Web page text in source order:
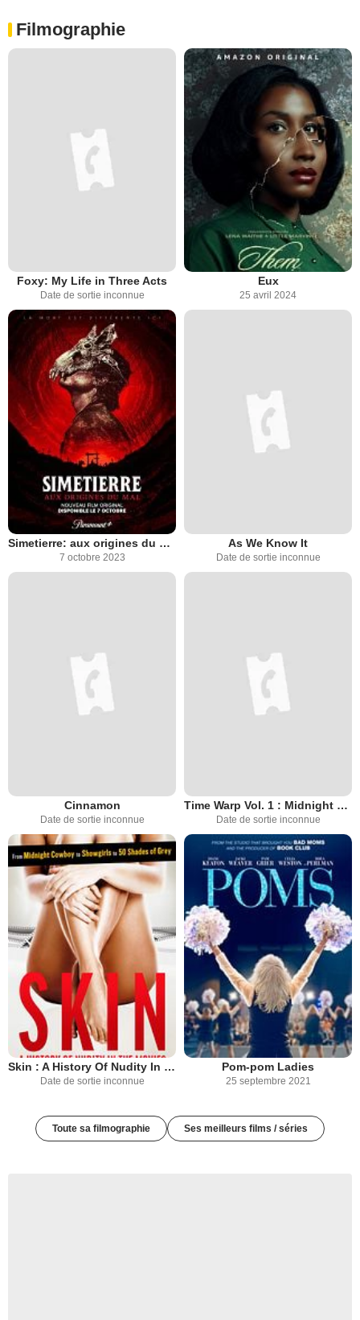
Filmographie
Foxy: My Life in Three Acts
Date de sortie inconnue
Eux
25 avril 2024
Simetierre: aux origines du mal
7 octobre 2023
As We Know It
Date de sortie inconnue
Cinnamon
Date de sortie inconnue
Time Warp Vol. 1 : Midnight Madness
Date de sortie inconnue
Skin : A History Of Nudity In The Movies
Date de sortie inconnue
Pom-pom Ladies
25 septembre 2021
Toute sa filmographie Ses meilleurs films / séries